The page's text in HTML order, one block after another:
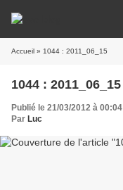
Accueil » 1044 : 2011_06_15
1044 : 2011_06_15
Publié le 21/03/2012 à 00:04
Par Luc